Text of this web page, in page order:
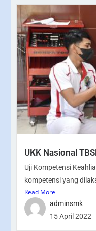
UKK Nasional
Uji Kompetensi
kompetensi yang
Read More
adminsmk
15 April 2022